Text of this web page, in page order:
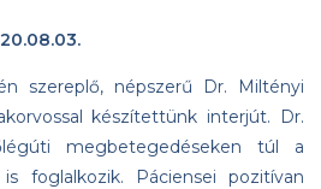
szereplő, népszerű Dr. Miltényi
készítettünk interjút. Dr.
megbetegedéseken túl a
is foglalkozik. Páciensei pozitívan